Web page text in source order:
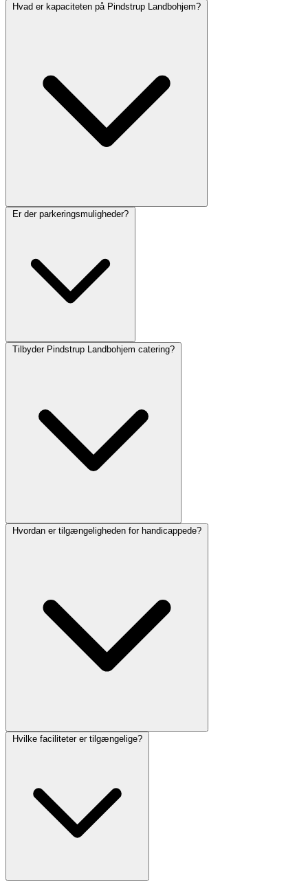
Hvad er kapaciteten på Pindstrup Landbohjem?
Er der parkeringsmuligheder?
Tilbyder Pindstrup Landbohjem catering?
Hvordan er tilgængeligheden for handicappede?
Hvilke faciliteter er tilgængelige?